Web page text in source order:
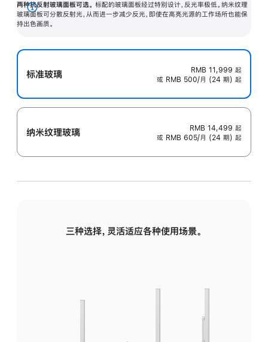
两种抗反射玻璃面板可选。 标配的玻璃面板经过特别设计，反光率极低。纳米纹理
玻璃面板可分散反射光，从而进一步减少反光，即使在高亮光源的工作场所也能保
持出色画质。
展
开
标准玻璃 RMB 11,999 起
或 RMB 500/月 (24 期) 起
纳米纹理玻璃 RMB 14,499 起
或 RMB 605/月 (24 期) 起
三种选择，灵活适应各种使用场景。